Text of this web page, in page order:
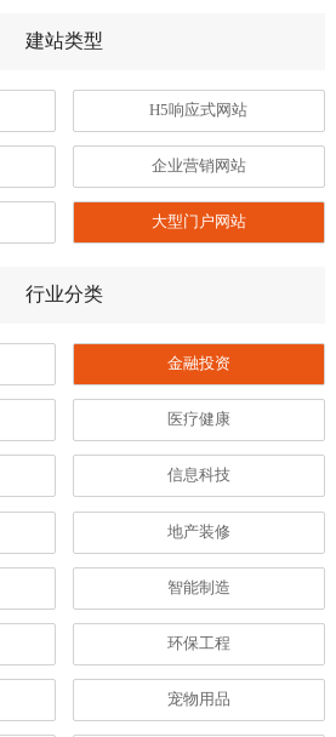
建站类型
H5响应式网站
企业营销网站
大型门户网站
行业分类
金融投资
医疗健康
信息科技
地产装修
智能制造
环保工程
宠物用品